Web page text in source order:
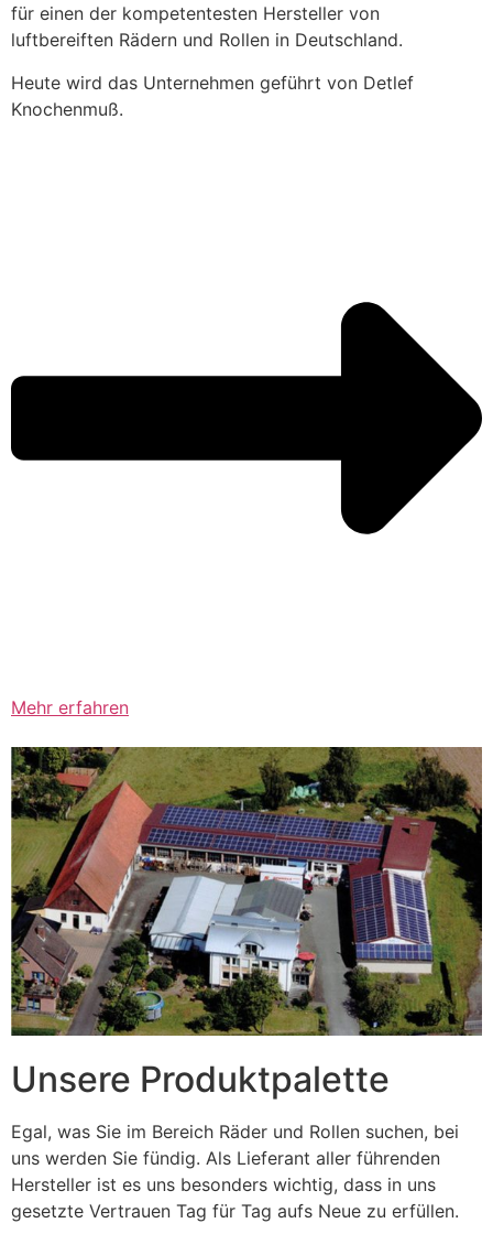
für einen der kompetentesten Hersteller von
luftbereiften Rädern und Rollen in Deutschland.
Heute wird das Unternehmen geführt von Detlef
Knochenmuß.
Mehr erfahren
Unsere Produktpalette
Egal, was Sie im Bereich Räder und Rollen suchen, bei
uns werden Sie fündig. Als Lieferant aller führenden
Hersteller ist es uns besonders wichtig, dass in uns
gesetzte Vertrauen Tag für Tag aufs Neue zu erfüllen.